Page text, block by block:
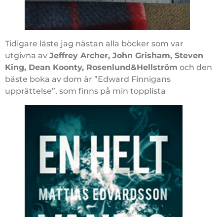
Tidigare läste jag nästan alla böcker som var
utgivna av Jeffrey Archer, John Grisham, Steven
King, Dean Koonty, Rosenlund&Hellström och den
bäste boka av dom är ”Edward Finnigans
upprättelse”, som finns på min topplista